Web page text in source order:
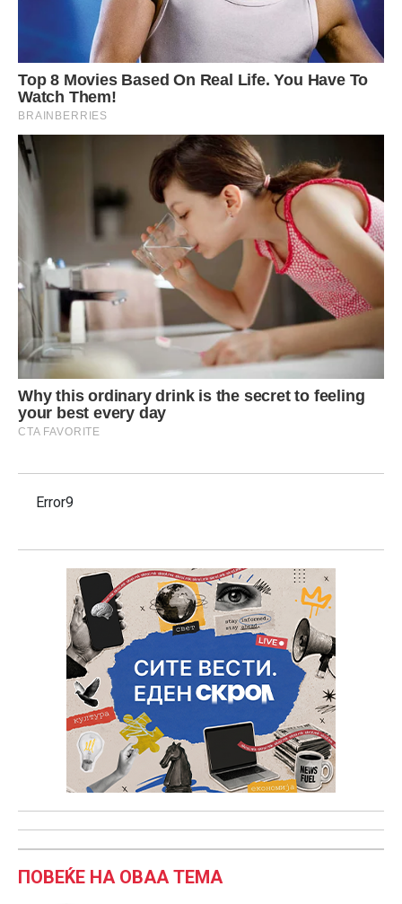
Error9
ПОВЕЌЕ НА ОВАА ТЕМА